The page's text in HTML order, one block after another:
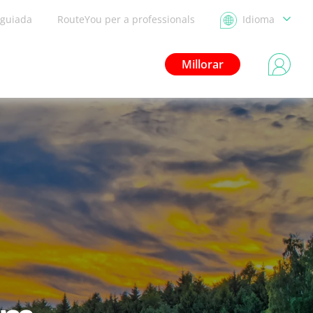
RouteYou per a professionals Idioma
Millorar